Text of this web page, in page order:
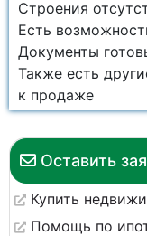
Оставить
Купить
Помощь по
Строения
Есть
Документы
Также есть
к продаже